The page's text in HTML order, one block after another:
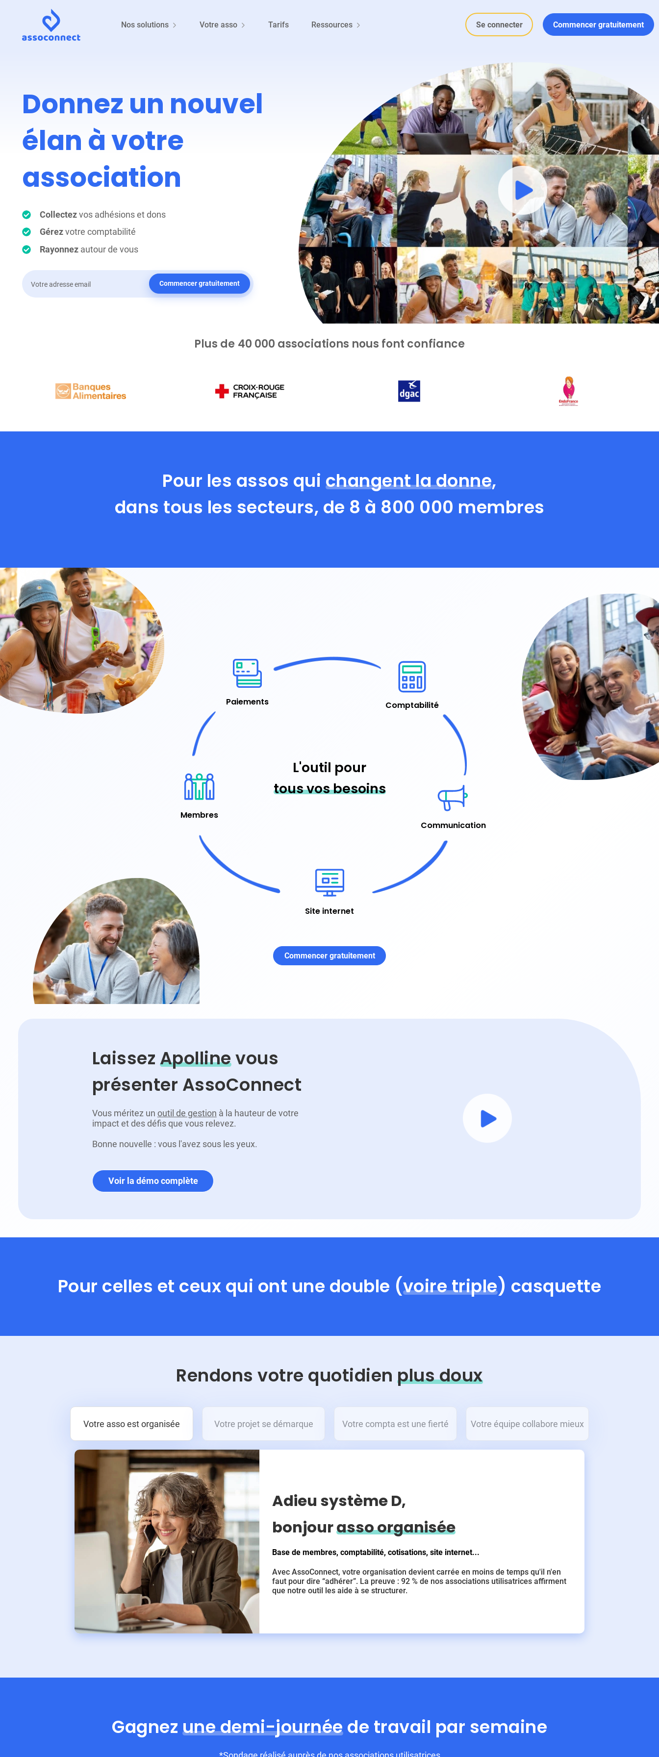
Nos solutions Votre asso Tarifs Ressources Se connecter Commencer gratuitement
Donnez un nouvel
élan à votre
association
Collectezvos adhésions et dons
Gérezvotre comptabilité
Rayonnez autour de vous
Commencer gratuitement
Plus de 40 000 associations nous font confiance
Pour les assos qui changent la donne,
dans tous les secteurs, de 8 à 800 000 membres
Comptabilité
Communication
Site internet
Membres
Paiements
L'outil pour
tous vos besoins
Commencer gratuitement
Laissez Apollinevous
présenter AssoConnect
Vous méritez un outil de gestion à la hauteur de votre
impact et des défis que vous relevez.
Bonne nouvelle : vous l'avez sous les yeux.
Voir la démo complète
Pour celles et ceux qui ont une double (voire triple) casquette
Rendons votre quotidienplus doux
Votre asso est organisée Votre projet se démarque Votre compta est une fierté Votre équipe collabore mieux
Adieu système D,
bonjourasso organisée
Base de membres, comptabilité, cotisations, site internet...
Avec AssoConnect, votre organisation devient carrée en moins de temps qu'il n'en
faut pour dire “adhérer”. La preuve : 92 % de nos associations utilisatrices affirment
que notre outil les aide à se structurer.
Gagnez une demi-journéede travail par semaine